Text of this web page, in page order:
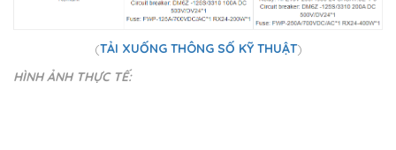
(TẢI XUỐNG THÔNG SỐ KỸ THUẬT)
HÌNH ẢNH THỰC TẾ: